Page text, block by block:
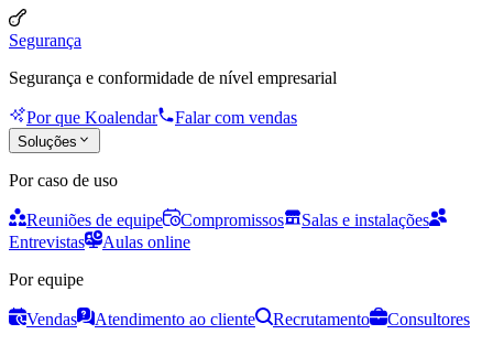
Segurança
Segurança e conformidade de nível empresarial
Por que Koalendar Falar com vendas
Soluções
Por caso de uso
Reuniões de equipe Compromissos
Salas e instalações
Entrevistas
Aulas online
Por equipe
Vendas Atendimento ao cliente Recrutamento
Consultores